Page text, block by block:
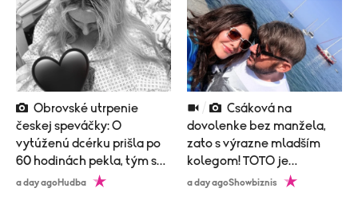
českej speváčky: O
vytúženú dcérku prišla po
60 hodinách pekla, tým sa
to neskončilo
a day agoHudba
dovolenke bez manžela,
zato s výrazne mladším
kolegom! TOTO je
vysvetlenie!
a day agoShowbiznis